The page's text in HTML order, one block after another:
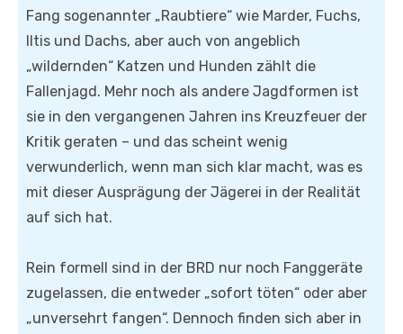
Fang sogenannter „Raubtiere“ wie Marder, Fuchs,
Iltis und Dachs, aber auch von angeblich
„wildernden“ Katzen und Hunden zählt die
Fallenjagd. Mehr noch als andere Jagdformen ist
sie in den vergangenen Jahren ins Kreuzfeuer der
Kritik geraten – und das scheint wenig
verwunderlich, wenn man sich klar macht, was es
mit dieser Ausprägung der Jägerei in der Realität
auf sich hat.
Rein formell sind in der BRD nur noch Fanggeräte
zugelassen, die entweder „sofort töten“ oder aber
„unversehrt fangen“. Dennoch finden sich aber in